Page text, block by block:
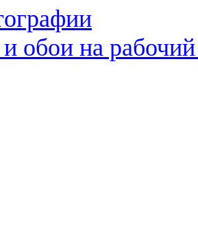
обои на